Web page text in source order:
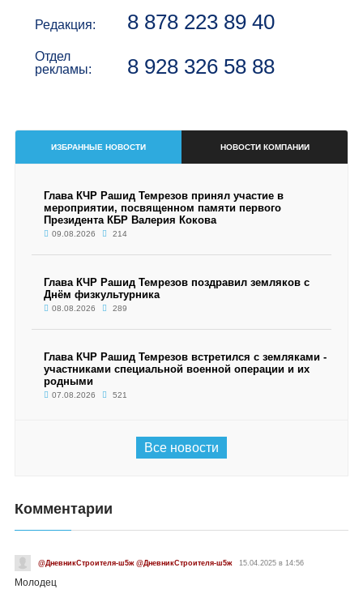
Редакция: 8 878 223 89 40
Отдел
рекламы:
8 928 326 58 88
ИЗБРАННЫЕ НОВОСТИ НОВОСТИ КОМПАНИИ
Глава КЧР Рашид Темрезов принял участие в
мероприятии, посвященном памяти первого
Президента КБР Валерия Кокова
09.08.2026 214
Глава КЧР Рашид Темрезов поздравил земляков с
Днём физкультурника
08.08.2026 289
Глава КЧР Рашид Темрезов встретился с земляками -
участниками специальной военной операции и их
родными
07.08.2026 521
Все новости
Комментарии
@ДневникСтроителя-ш5ж @ДневникСтроителя-ш5ж 15.04.2025 в 14:56
Молодец